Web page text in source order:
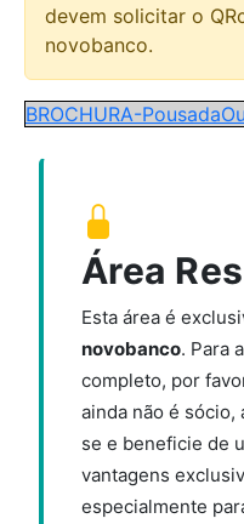
devem solicitar o
novobanco.
BROCHURA-
Área
Esta área é
novobanco. Para
completo, por
ainda não é
se e beneficie de
vantagens
especialmente